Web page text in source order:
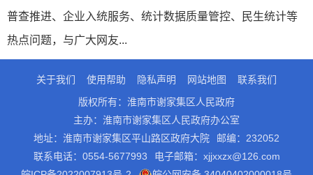
普查推进、企业入统服务、统计数据质量管控、民生统计等
热点问题，与广大网友...
关于我们 使用帮助 隐私声明 网站地图
联系我们
版权所有：淮南市谢家集区人民政府
主办：淮南市谢家集区人民政府办公室
地址：淮南市谢家集区平山路区政府大院
邮编：232052
联系电话：0554-5677993
电子邮箱：xjjxxzx@126.com